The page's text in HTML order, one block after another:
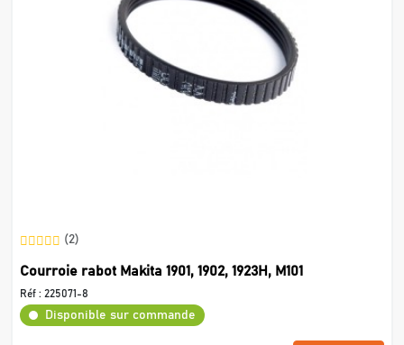
(2)
Courroie rabot Makita 1901, 1902, 1923H, M101
Réf : 225071-8
Disponible sur commande